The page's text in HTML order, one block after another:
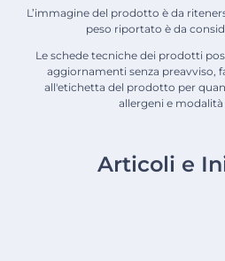
L’immagine del prodotto è da
peso riportato è da
Le schede tecniche dei prodotti
aggiornamenti senza preavviso,
all'etichetta del prodotto per
allergeni e modalità
Articoli e